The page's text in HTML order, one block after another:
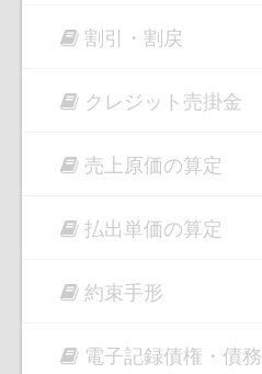
割引・割戻
クレジット売掛金
売上原価の算定
払出単価の算定
約束手形
電子記録債権・債務